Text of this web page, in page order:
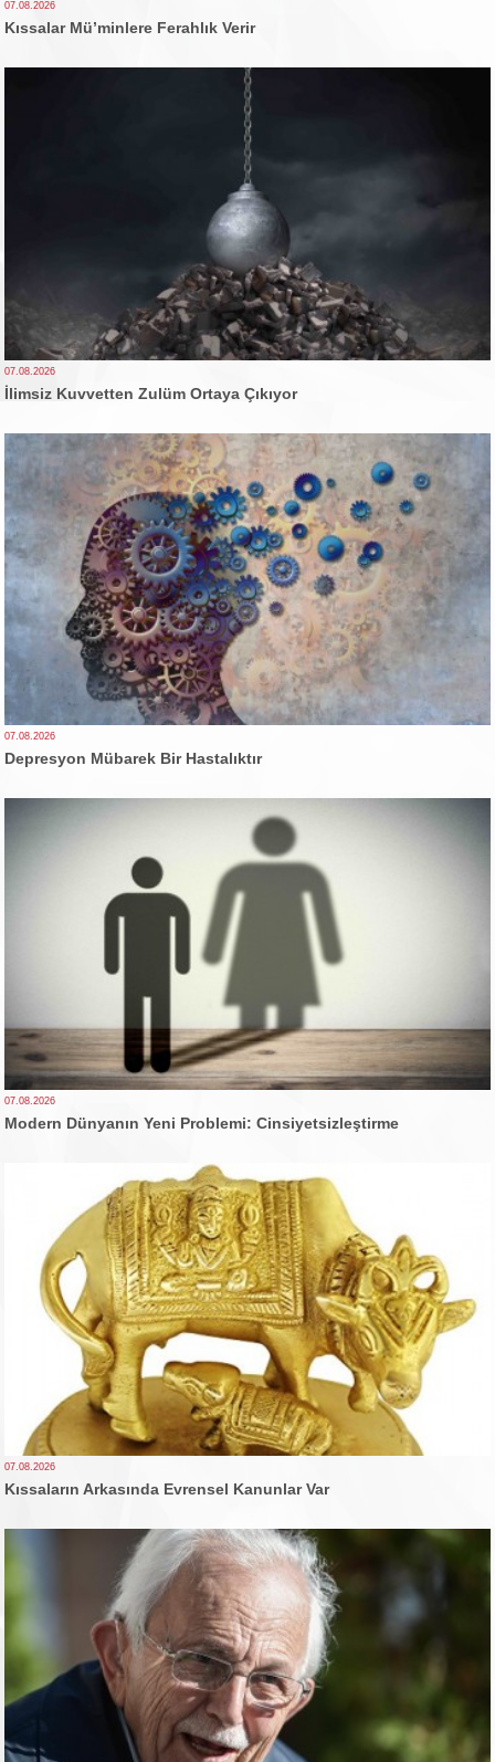
07.08.2026
Kıssalar Mü’minlere Ferahlık Verir
07.08.2026
İlimsiz Kuvvetten Zulüm Ortaya Çıkıyor
07.08.2026
Depresyon Mübarek Bir Hastalıktır
07.08.2026
Modern Dünyanın Yeni Problemi: Cinsiyetsizleştirme
07.08.2026
Kıssaların Arkasında Evrensel Kanunlar Var